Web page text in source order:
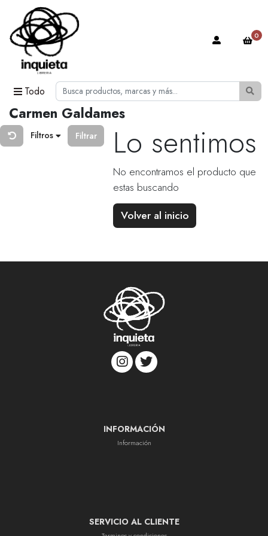
Todo
0
Carmen Galdames
Filtros Filtrar Lo sentimos
No encontramos el producto que
estas buscando
Volver al inicio
INFORMACIÓN
Información
SERVICIO AL CLIENTE